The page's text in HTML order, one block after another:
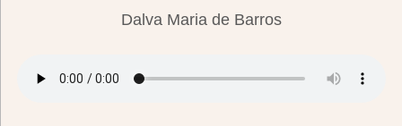
Dalva Maria de Barros